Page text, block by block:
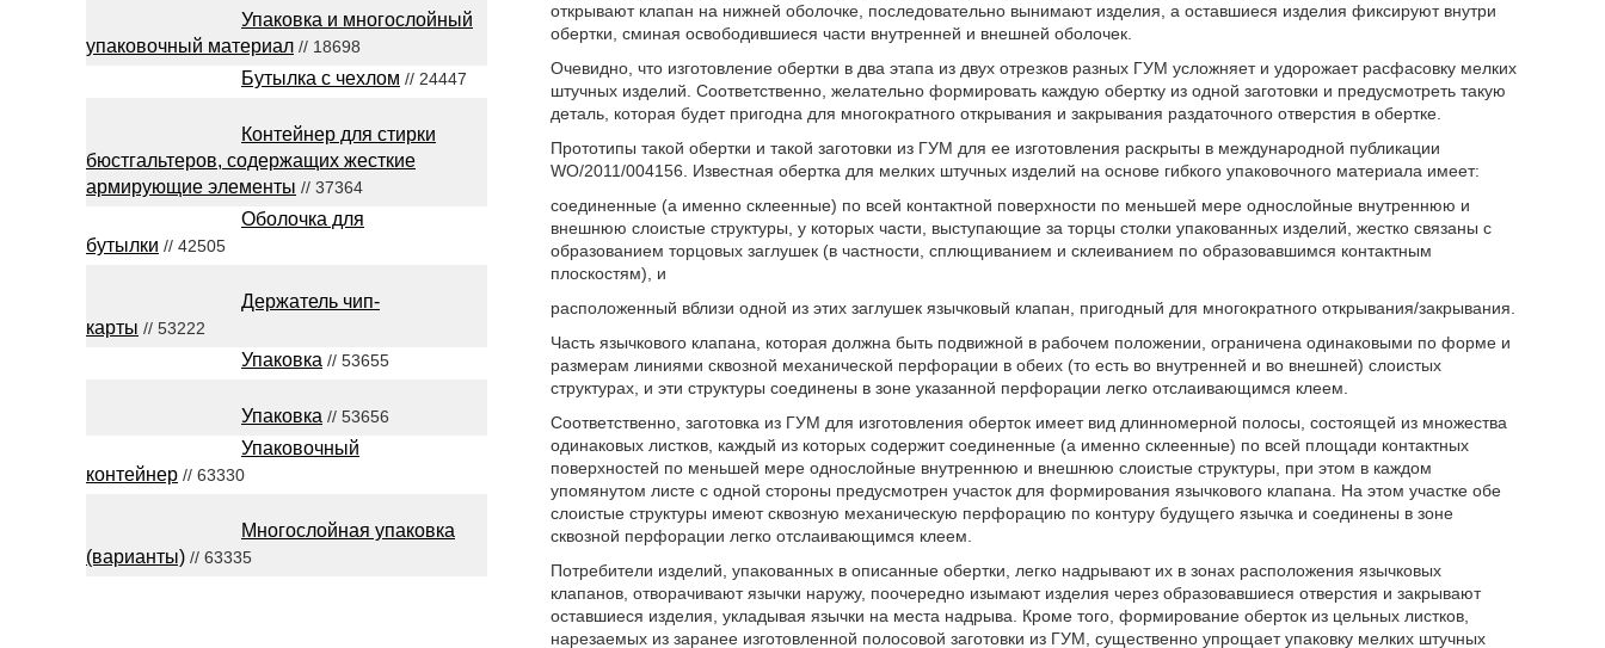
открывают клапан на нижней оболочке, последовательно вынимают изделия, а оставшиеся изделия фиксируют внутри
обертки, сминая освободившиеся части внутренней и внешней оболочек.
Очевидно, что изготовление обертки в два этапа из двух отрезков разных ГУМ усложняет и удорожает расфасовку мелких
штучных изделий. Соответственно, желательно формировать каждую обертку из одной заготовки и предусмотреть такую
деталь, которая будет пригодна для многократного открывания и закрывания раздаточного отверстия в обертке.
Прототипы такой обертки и такой заготовки из ГУМ для ее изготовления раскрыты в международной публикации
WO/2011/004156. Известная обертка для мелких штучных изделий на основе гибкого упаковочного материала имеет:
соединенные (а именно склеенные) по всей контактной поверхности по меньшей мере однослойные внутреннюю и
внешнюю слоистые структуры, у которых части, выступающие за торцы столки упакованных изделий, жестко связаны с
образованием торцовых заглушек (в частности, сплющиванием и склеиванием по образовавшимся контактным
плоскостям), и
расположенный вблизи одной из этих заглушек язычковый клапан, пригодный для многократного открывания/закрывания.
Часть язычкового клапана, которая должна быть подвижной в рабочем положении, ограничена одинаковыми по форме и
размерам линиями сквозной механической перфорации в обеих (то есть во внутренней и во внешней) слоистых
структурах, и эти структуры соединены в зоне указанной перфорации легко отслаивающимся клеем.
Соответственно, заготовка из ГУМ для изготовления оберток имеет вид длинномерной полосы, состоящей из множества
одинаковых листков, каждый из которых содержит соединенные (а именно склеенные) по всей площади контактных
поверхностей по меньшей мере однослойные внутреннюю и внешнюю слоистые структуры, при этом в каждом
упомянутом листе с одной стороны предусмотрен участок для формирования язычкового клапана. На этом участке обе
слоистые структуры имеют сквозную механическую перфорацию по контуру будущего язычка и соединены в зоне
сквозной перфорации легко отслаивающимся клеем.
Потребители изделий, упакованных в описанные обертки, легко надрывают их в зонах расположения язычковых
клапанов, отворачивают язычки наружу, поочередно изымают изделия через образовавшиеся отверстия и закрывают
оставшиеся изделия, укладывая язычки на места надрыва. Кроме того, формирование оберток из цельных листков,
нарезаемых из заранее изготовленной полосовой заготовки из ГУМ, существенно упрощает упаковку мелких штучных
Упаковка и многослойный
упаковочный материал // 18698
Бутылка с чехлом // 24447
Контейнер для стирки
бюстгальтеров, содержащих жесткие
армирующие элементы // 37364
Оболочка для
бутылки // 42505
Держатель чип-
карты // 53222
Упаковка // 53655
Упаковка // 53656
Упаковочный
контейнер // 63330
Многослойная упаковка
(варианты) // 63335